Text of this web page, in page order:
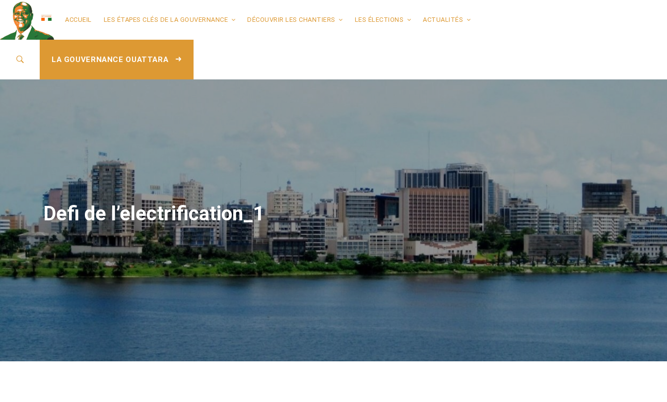
ACCUEIL LES ÉTAPES CLÉS DE LA GOUVERNANCE DÉCOUVRIR LES CHANTIERS LES ÉLECTIONS ACTUALITÉS
LA GOUVERNANCE OUATTARA
Defi de l’electrification_1